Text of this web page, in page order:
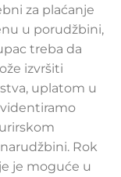
za plaćanje
u porudžbini,
treba da
izvršiti
uplatom u
Rok
je moguće u